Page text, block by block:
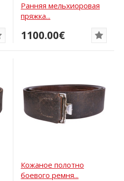
Ранняя мельхиоровая
пряжка...
1100.00€
Кожаное полотно
боевого ремня...